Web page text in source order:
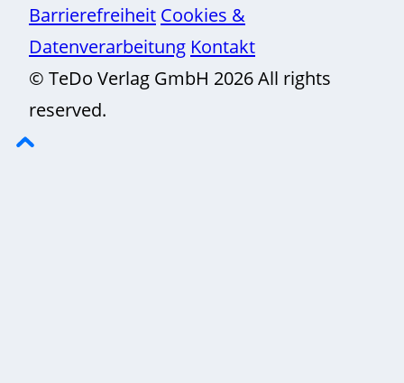
Barrierefreiheit Cookies &
Datenverarbeitung Kontakt
© TeDo Verlag GmbH 2026 All rights
reserved.